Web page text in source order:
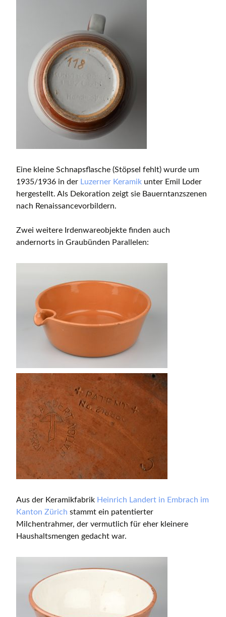
Eine kleine Schnapsflasche (Stöpsel fehlt) wurde um
1935/1936 in der Luzerner Keramik unter Emil Loder
hergestellt. Als Dekoration zeigt sie Bauerntanzszenen
nach Renaissancevorbildern.
Zwei weitere Irdenwareobjekte finden auch
andernorts in Graubünden Parallelen:
Aus der Keramikfabrik Heinrich Landert in Embrach im
Kanton Zürich stammt ein patentierter
Milchentrahmer, der vermutlich für eher kleinere
Haushaltsmengen gedacht war.